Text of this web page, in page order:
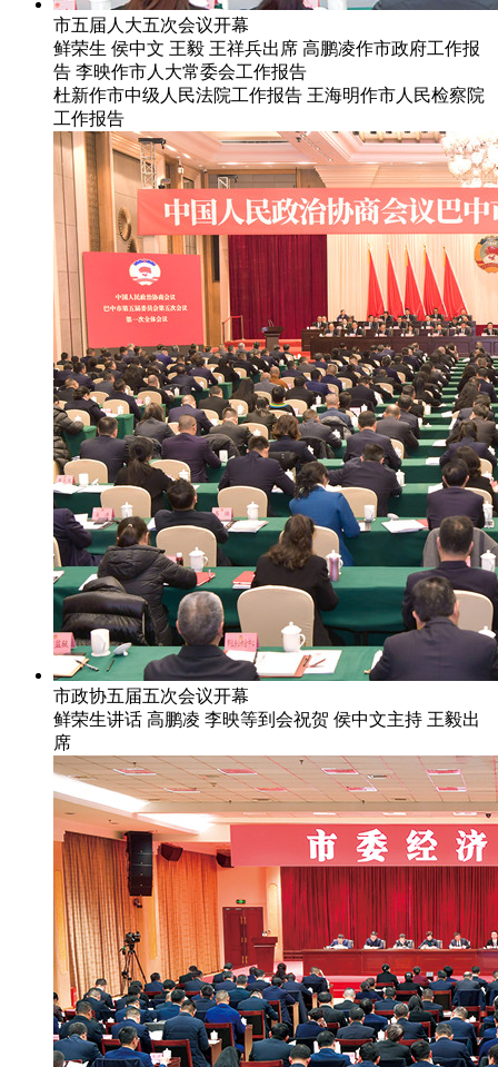
市五届人大五次会议开幕
鲜荣生 侯中文 王毅 王祥兵出席 高鹏凌作市政府工作报
告 李映作市人大常委会工作报告
杜新作市中级人民法院工作报告 王海明作市人民检察院
工作报告
市政协五届五次会议开幕
鲜荣生讲话 高鹏凌 李映等到会祝贺 侯中文主持 王毅出
席